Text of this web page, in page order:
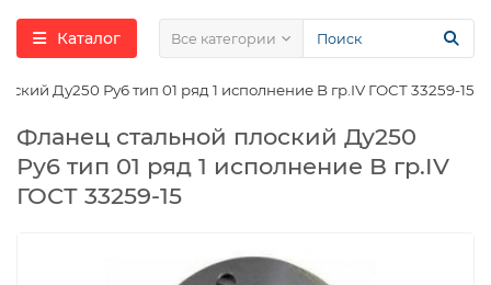
Каталог Все категории
Ду250 Ру6 тип 01 ряд 1 исполнение B гр.IV ГОСТ 33259-15
Фланец стальной плоский Ду250
Ру6 тип 01 ряд 1 исполнение B гр.IV
ГОСТ 33259-15